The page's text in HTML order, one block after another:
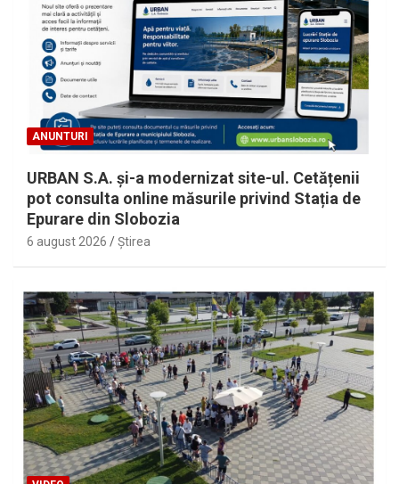
ANUNTURI
URBAN S.A. și-a modernizat site-ul. Cetățenii
pot consulta online măsurile privind Stația de
Epurare din Slobozia
6 august 2026 Ştirea